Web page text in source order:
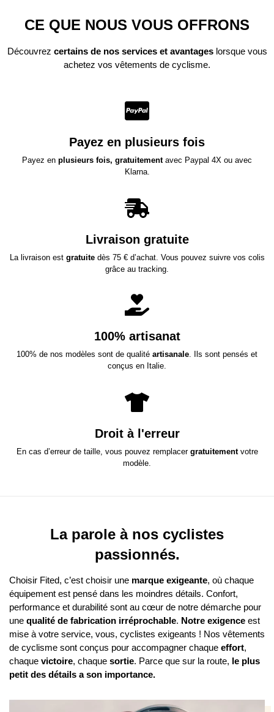
CE QUE NOUS VOUS OFFRONS
Découvrez certains de nos services et avantageslorsque vous
achetez vos vêtements de cyclisme.
Payez en plusieurs fois
Payez en plusieurs fois, gratuitementavec Paypal 4X ou avec
Klarna.
Livraison gratuite
La livraison est gratuitedès 75 € d’achat. Vous pouvez suivre vos colis
grâce au tracking.
100% artisanat
100% de nos modèles sont de qualité artisanale. Ils sont pensés et
conçus en Italie.
Droit à l'erreur
En cas d’erreur de taille, vous pouvez remplacer gratuitementvotre
modèle.
La parole à nos cyclistes
passionnés.
Choisir Fited, c’est choisir une marque exigeante, où chaque
équipement est pensé dans les moindres détails. Confort,
performance et durabilité sont au cœur de notre démarche pour
une qualité de fabrication irréprochable. Notre exigence est
mise à votre service, vous, cyclistes exigeants ! Nos vêtements
de cyclisme sont conçus pour accompagner chaque effort,
chaque victoire, chaque sortie. Parce que sur la route, le plus
petit des détails a son importance.